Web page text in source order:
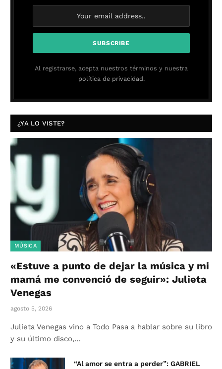
Al registrarse, acepta nuestros términos y nuestra
política de privacidad.
¿YA LO VISTE?
MÚSICA
«Estuve a punto de dejar la música y mi
mamá me convenció de seguir»: Julieta
Venegas
agosto 5, 2026
Julieta Venegas vino a Todo Pasa a hablar sobre su libro
y su último disco,…
“Al amor se entra a perder”: GABRIEL